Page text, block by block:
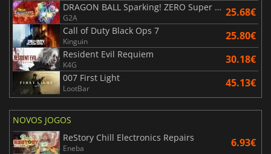
DRAGON BALL Sparking! ZERO Super Limit Breaking NEO
G2A 25.68€
Call of Duty Black Ops 7
Kinguin 25.80€
Resident Evil Requiem
K4G 30.18€
007 First Light
LootBar 45.13€
NOVOS JOGOS
ReStory Chill Electronics Repairs
Eneba 6.93€